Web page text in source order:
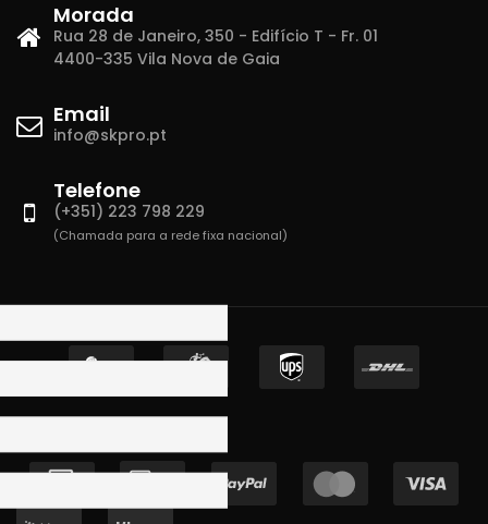
Morada
Rua 28 de Janeiro, 350 - Edifício T - Fr. 01
4400-335 Vila Nova de Gaia
Email
info@skpro.pt
Telefone
(+351) 223 798 229
(Chamada para a rede fixa nacional)